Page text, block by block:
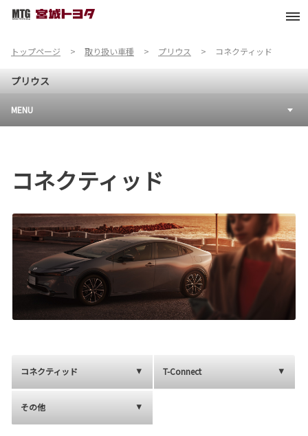
トップページ 取り扱い車種 プリウス コネクティッド
プリウス
MENU
コネクティッド
コネクティッド T-Connect
その他